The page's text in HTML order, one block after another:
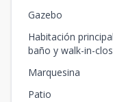
Gazebo
Habitación
baño y walk-in-
Marquesina
Patio